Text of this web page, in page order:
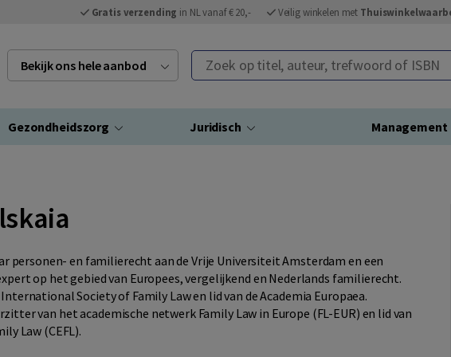
Gratis verzending in NL vanaf € 20,- Veilig winkelen met
Bekijk ons hele aanbod Zoek op titel, auteur, trefwoord of ISBN
Gezondheidszorg Juridisch Management
personen- en familierecht aan de Vrije Universiteit Amsterdam en een
op het gebied van Europees, vergelijkend en Nederlands familierecht.
Society of Family Law en lid van de Academia Europaea.
van het academische netwerk Family Law in Europe (FL-EUR) en lid van
Law (CEFL).